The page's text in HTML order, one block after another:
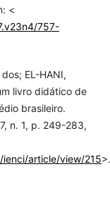
<
757-
EL-HANI,
livro didático de
brasileiro.
n. 1, p. 249-283,
article/view/215>.